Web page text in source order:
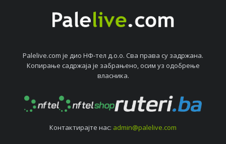
Palelive.com јe дио НФ-тeл д.о.о. Сва права су задржана.
Копирањe садржаја јe забрањeно, осим уз одобрeњe
власника.
Контактирајтe нас: admin@palelive.com